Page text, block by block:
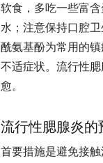
软食，多吃一些富
水；注意保持口腔
酰氨基酚为常用的
不适症状。流行性
愈。
流行性腮腺炎的
首要措施是避免接